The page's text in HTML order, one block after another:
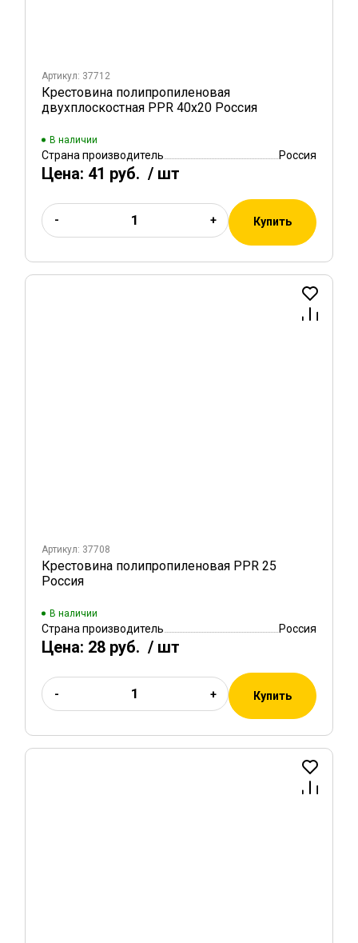
Артикул: 37712
Крестовина полипропиленовая
двухплоскостная PPR 40х20 Россия
В наличии
Страна производитель Россия
Цена: 41 руб. / шт
- + Купить
Артикул: 37708
Крестовина полипропиленовая PPR 25
Россия
В наличии
Страна производитель Россия
Цена: 28 руб. / шт
- + Купить